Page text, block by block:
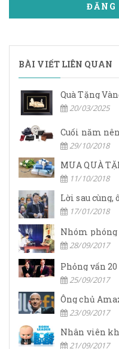
BÀI VIẾT LIÊN QUAN
20/03/2025
29/10/2018
11/10/2018
17/01/2018
28/09/2017
25/09/2017
23/09/2017
21/09/2017